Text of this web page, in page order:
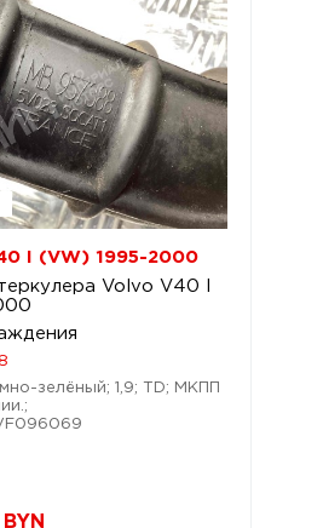
I (VW) 1995-2000
Volvo V40 I
зелёный; 1,9; TD; МКПП
BYN